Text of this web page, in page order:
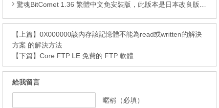
驚魂BitComet 1.36 繁體中文免安裝版，此版本是日本改良版「驚魂」
【上篇】0X000000該內存該記憶體不能為read或written的解決
方案 的解決方法
【下篇】Core FTP LE 免費的 FTP 軟體
給我留言
暱稱（必填）